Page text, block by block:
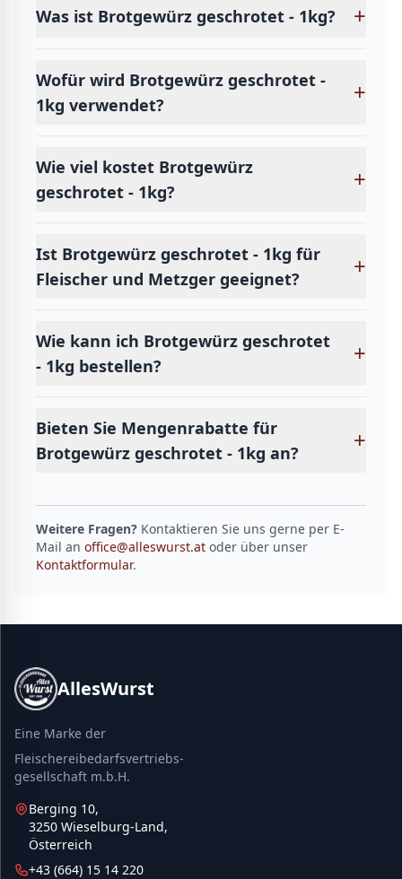
Was ist Brotgewürz geschrotet - 1kg? +
Wofür wird Brotgewürz geschrotet -
1kg verwendet?
+
Wie viel kostet Brotgewürz
geschrotet - 1kg?
+
Ist Brotgewürz geschrotet - 1kg für
Fleischer und Metzger geeignet?
+
Wie kann ich Brotgewürz geschrotet
- 1kg bestellen?
+
Bieten Sie Mengenrabatte für
Brotgewürz geschrotet - 1kg an?
+
Weitere Fragen? Kontaktieren Sie uns gerne per E-
Mail an office@alleswurst.at oder über unser
Kontaktformular.
AllesWurst
Eine Marke der
Fleischereibedarfsvertriebs-
gesellschaft m.b.H.
Berging 10,
3250 Wieselburg-Land,
Österreich
+43 (664) 15 14 220